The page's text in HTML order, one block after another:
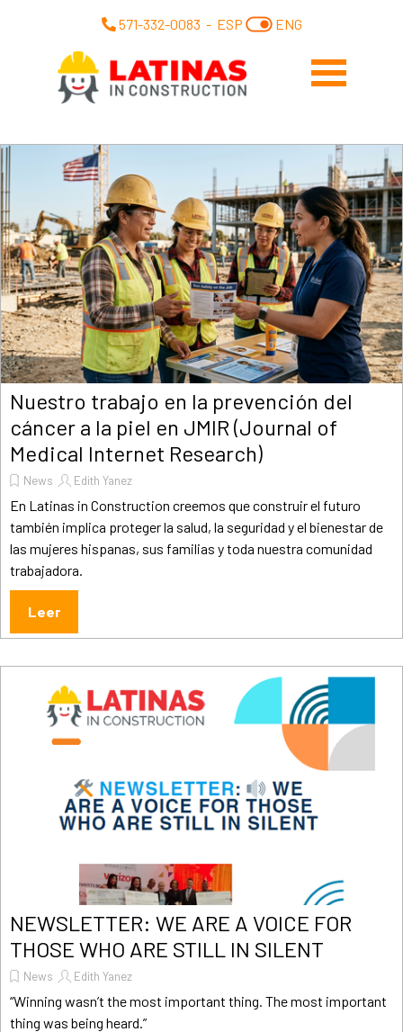
571-332-0083 - ESP ENG
Nuestro trabajo en la prevención del
cáncer a la piel en JMIR (Journal of
Medical Internet Research)
News Edith Yanez
En Latinas in Construction creemos que construir el futuro
también implica proteger la salud, la seguridad y el bienestar de
las mujeres hispanas, sus familias y toda nuestra comunidad
trabajadora.
Leer
NEWSLETTER: WE ARE A VOICE FOR
THOSE WHO ARE STILL IN SILENT
News Edith Yanez
“Winning wasn’t the most important thing. The most important
thing was being heard.”